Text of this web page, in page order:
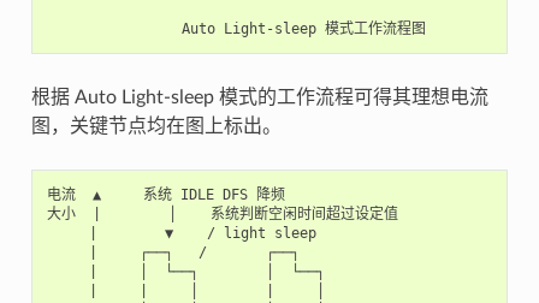
根据 Auto Light-sleep 模式的工作流程可得其理想电流
图，关键节点均在图上标出。
电流  ▲     系统 IDLE DFS 降频
大小  |        │    系统判断空闲时间超过设定值
     |        ▼    / light sleep
     |     ┌──┐   /       ┌──┐
     |     │  └──┐        │  └──┐